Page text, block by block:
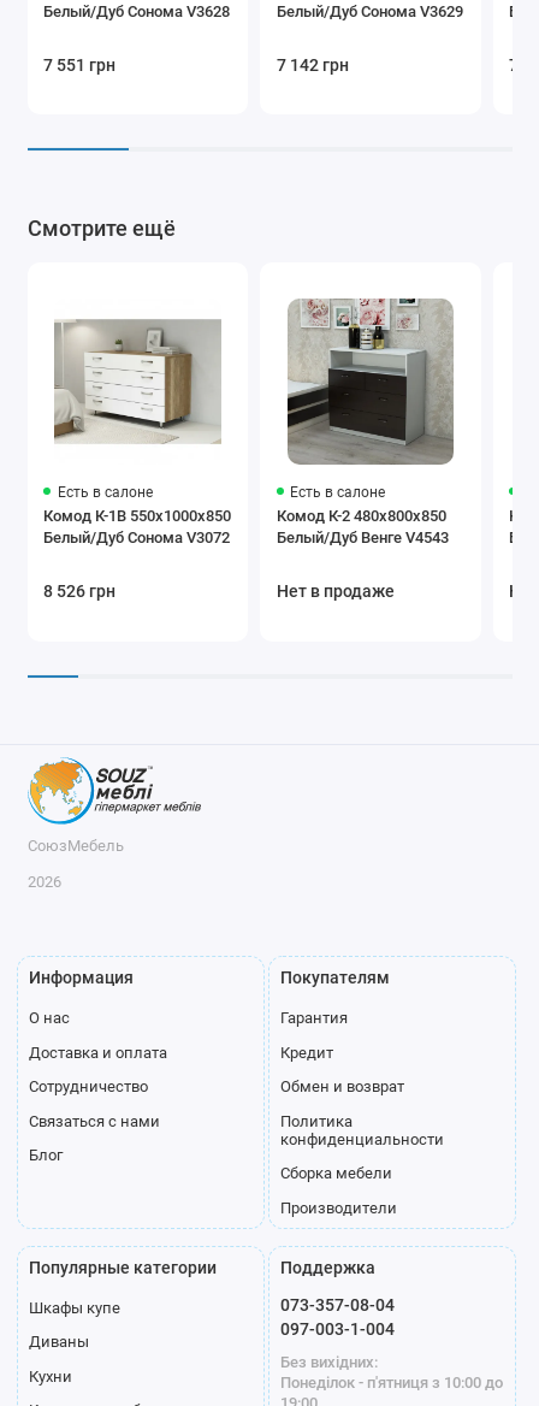
Белый/Дуб Сонома V3628
7 551 грн
Белый/Дуб Сонома V3629
7 142 грн 7
Смотрите ещё
Есть в салоне
Комод К-1В 550x1000x850
Белый/Дуб Сонома V3072
8 526 грн
Есть в салоне
Комод К-2 480x800x850
Белый/Дуб Венге V4543
Нет в продаже
СоюзМебель
2026
Информация
О нас
Доставка и оплата
Сотрудничество
Связаться с нами
Блог
Покупателям
Гарантия
Кредит
Обмен и возврат
Политика
конфиденциальности
Сборка мебели
Производители
Популярные категории
Шкафы купе
Диваны
Кухни
Поддержка
073-357-08-04
097-003-1-004
Без вихідних:
Понеділок - п'ятниця з 10:00 до